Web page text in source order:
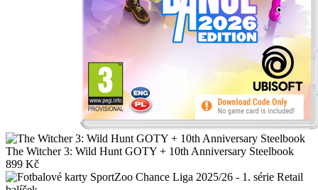
The Witcher 3: Wild Hunt GOTY + 10th Anniversary Steelbook
899 Kč